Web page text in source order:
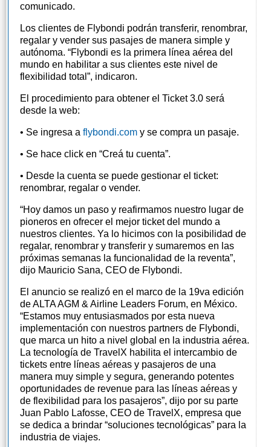
comunicado.
Los clientes de Flybondi podrán transferir, renombrar,
regalar y vender sus pasajes de manera simple y
autónoma. “Flybondi es la primera línea aérea del
mundo en habilitar a sus clientes este nivel de
flexibilidad total”, indicaron.
El procedimiento para obtener el Ticket 3.0 será
desde la web:
• Se ingresa a flybondi.com y se compra un pasaje.
• Se hace click en “Creá tu cuenta”.
• Desde la cuenta se puede gestionar el ticket:
renombrar, regalar o vender.
“Hoy damos un paso y reafirmamos nuestro lugar de
pioneros en ofrecer el mejor ticket del mundo a
nuestros clientes. Ya lo hicimos con la posibilidad de
regalar, renombrar y transferir y sumaremos en las
próximas semanas la funcionalidad de la reventa”,
dijo Mauricio Sana, CEO de Flybondi.
El anuncio se realizó en el marco de la 19va edición
de ALTA AGM & Airline Leaders Forum, en México.
“Estamos muy entusiasmados por esta nueva
implementación con nuestros partners de Flybondi,
que marca un hito a nivel global en la industria aérea.
La tecnología de TravelX habilita el intercambio de
tickets entre líneas aéreas y pasajeros de una
manera muy simple y segura, generando potentes
oportunidades de revenue para las líneas aéreas y
de flexibilidad para los pasajeros”, dijo por su parte
Juan Pablo Lafosse, CEO de TravelX, empresa que
se dedica a brindar “soluciones tecnológicas” para la
industria de viajes.